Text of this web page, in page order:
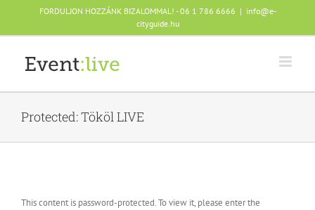
content
FORDULJON HOZZÁNK BIZALOMMAL! - 06 1 786 6666 | info@e-
cityguide.hu
Protected: Tököl LIVE
This content is password-protected. To view it, please enter the